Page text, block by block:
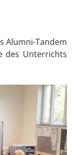
Alumni-Tandem
des Unterrichts